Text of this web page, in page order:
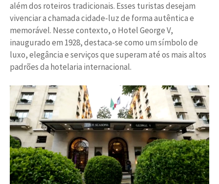
além dos roteiros tradicionais. Esses turistas desejam
vivenciar a chamada cidade-luz de forma autêntica e
memorável. Nesse contexto, o Hotel George V,
inaugurado em 1928, destaca-se como um símbolo de
luxo, elegância e serviços que superam até os mais altos
padrões da hotelaria internacional.